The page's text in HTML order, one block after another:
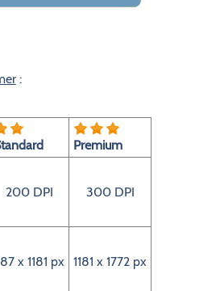
:
Premium
200 DPI 300 DPI
x 1181 px 1181 x 1772 px